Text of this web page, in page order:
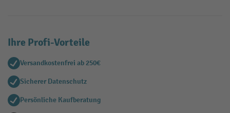
Ihre Profi-Vorteile
Versandkostenfrei ab 250€
Sicherer Datenschutz
Persönliche Kaufberatung